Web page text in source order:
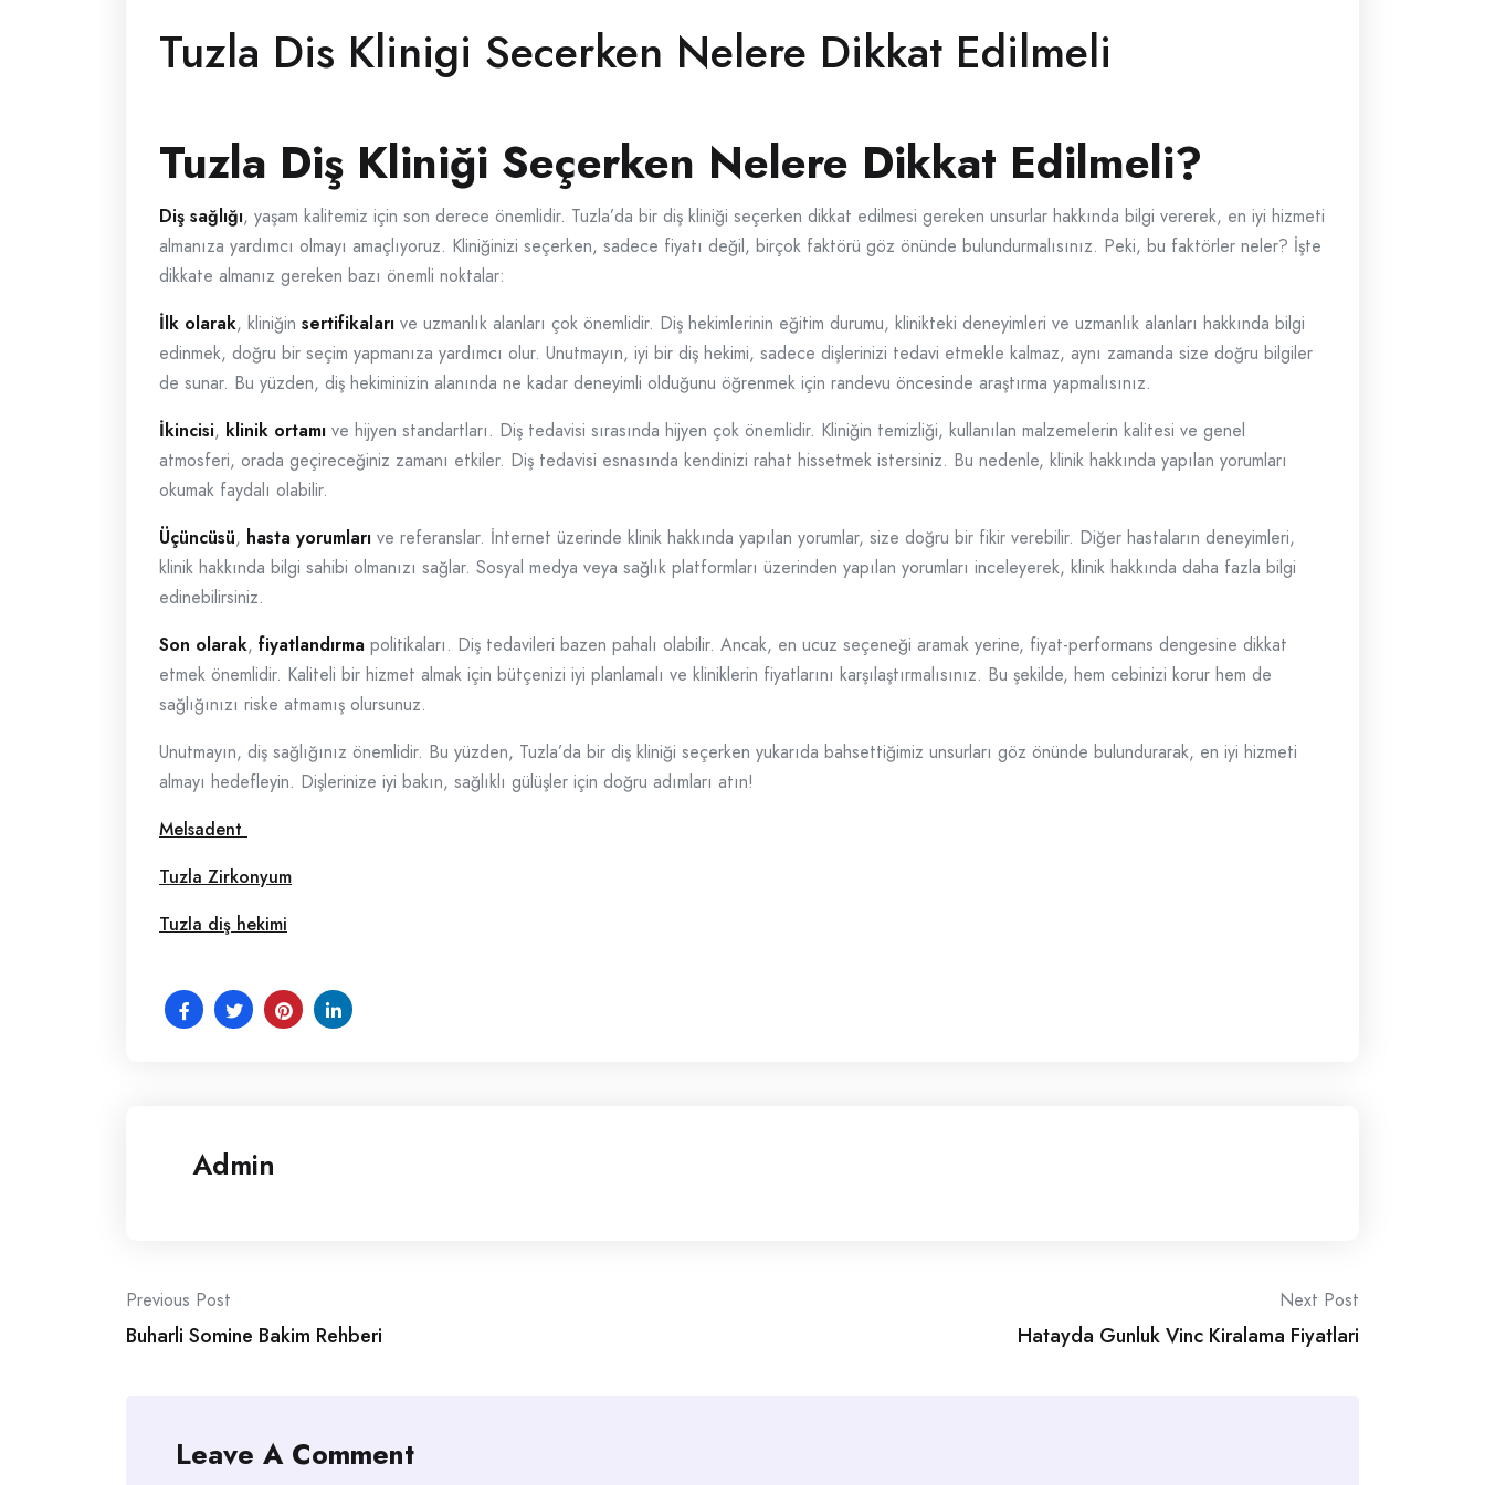
Tuzla Dis Klinigi Secerken Nelere Dikkat Edilmeli
Tuzla Diş Kliniği Seçerken Nelere Dikkat Edilmeli?
Diş sağlığı, yaşam kalitemiz için son derece önemlidir. Tuzla’da bir diş kliniği seçerken dikkat edilmesi gereken unsurlar hakkında bilgi vererek, en iyi hizmeti
almanıza yardımcı olmayı amaçlıyoruz. Kliniğinizi seçerken, sadece fiyatı değil, birçok faktörü göz önünde bulundurmalısınız. Peki, bu faktörler neler? İşte
dikkate almanız gereken bazı önemli noktalar:
İlk olarak, kliniğin sertifikaları ve uzmanlık alanları çok önemlidir. Diş hekimlerinin eğitim durumu, klinikteki deneyimleri ve uzmanlık alanları hakkında bilgi
edinmek, doğru bir seçim yapmanıza yardımcı olur. Unutmayın, iyi bir diş hekimi, sadece dişlerinizi tedavi etmekle kalmaz, aynı zamanda size doğru bilgiler
de sunar. Bu yüzden, diş hekiminizin alanında ne kadar deneyimli olduğunu öğrenmek için randevu öncesinde araştırma yapmalısınız.
İkincisi, klinik ortamı ve hijyen standartları. Diş tedavisi sırasında hijyen çok önemlidir. Kliniğin temizliği, kullanılan malzemelerin kalitesi ve genel
atmosferi, orada geçireceğiniz zamanı etkiler. Diş tedavisi esnasında kendinizi rahat hissetmek istersiniz. Bu nedenle, klinik hakkında yapılan yorumları
okumak faydalı olabilir.
Üçüncüsü, hasta yorumları ve referanslar. İnternet üzerinde klinik hakkında yapılan yorumlar, size doğru bir fikir verebilir. Diğer hastaların deneyimleri,
klinik hakkında bilgi sahibi olmanızı sağlar. Sosyal medya veya sağlık platformları üzerinden yapılan yorumları inceleyerek, klinik hakkında daha fazla bilgi
edinebilirsiniz.
Son olarak, fiyatlandırma politikaları. Diş tedavileri bazen pahalı olabilir. Ancak, en ucuz seçeneği aramak yerine, fiyat-performans dengesine dikkat
etmek önemlidir. Kaliteli bir hizmet almak için bütçenizi iyi planlamalı ve kliniklerin fiyatlarını karşılaştırmalısınız. Bu şekilde, hem cebinizi korur hem de
sağlığınızı riske atmamış olursunuz.
Unutmayın, diş sağlığınız önemlidir. Bu yüzden, Tuzla’da bir diş kliniği seçerken yukarıda bahsettiğimiz unsurları göz önünde bulundurarak, en iyi hizmeti
almayı hedefleyin. Dişlerinize iyi bakın, sağlıklı gülüşler için doğru adımları atın!
Melsadent
Tuzla Zirkonyum
Tuzla diş hekimi
Admin
Post
navigation
Previous Post
Buharli Somine Bakim Rehberi
Next Post
Hatayda Gunluk Vinc Kiralama Fiyatlari
Leave A Comment